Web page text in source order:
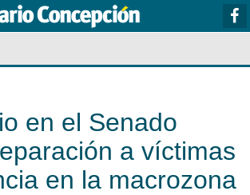
en el Senado
a víctimas
en la macrozona